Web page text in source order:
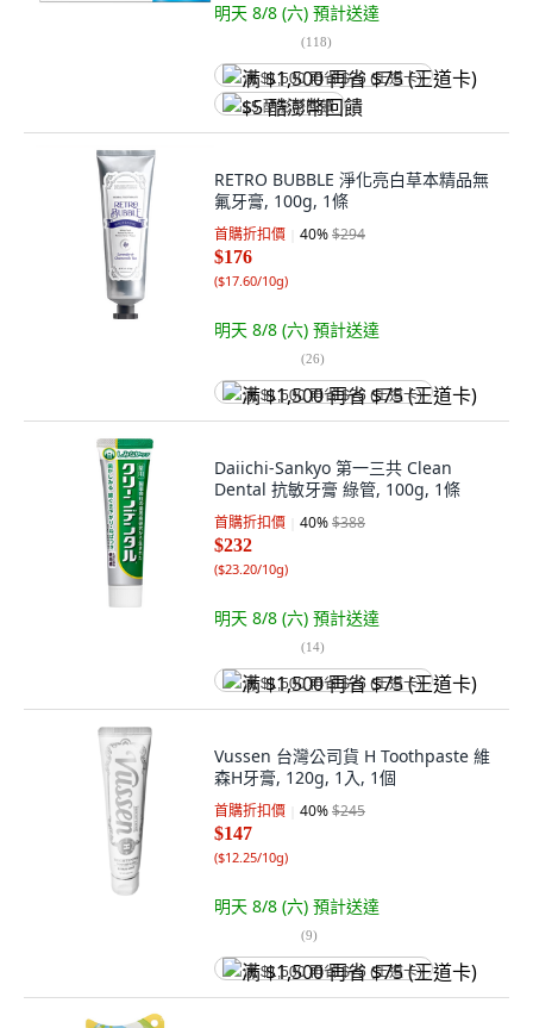
明天 8/8 (六) 預計送達
(118)
满 $1,500 再省 $75 (王道卡)
$5 酷澎幣回饋
RETRO BUBBLE 淨化亮白草本精品無
氟牙膏, 100g, 1條
首購折扣價 40%$294
$176
($17.60/10g)
明天 8/8 (六) 預計送達
(26)
满 $1,500 再省 $75 (王道卡)
Daiichi-Sankyo 第一三共 Clean
Dental 抗敏牙膏 綠管, 100g, 1條
首購折扣價 40%$388
$232
($23.20/10g)
明天 8/8 (六) 預計送達
(14)
满 $1,500 再省 $75 (王道卡)
Vussen 台灣公司貨 H Toothpaste 維
森H牙膏, 120g, 1入, 1個
首購折扣價 40%$245
$147
($12.25/10g)
明天 8/8 (六) 預計送達
(9)
满 $1,500 再省 $75 (王道卡)